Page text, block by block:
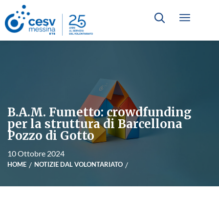
B.A.M. Fumetto: crowdfunding
per la struttura di Barcellona
Pozzo di Gotto
10 Ottobre 2024
HOME NOTIZIE DAL VOLONTARIATO